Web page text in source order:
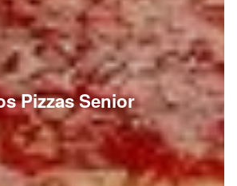
Pizzas Senior